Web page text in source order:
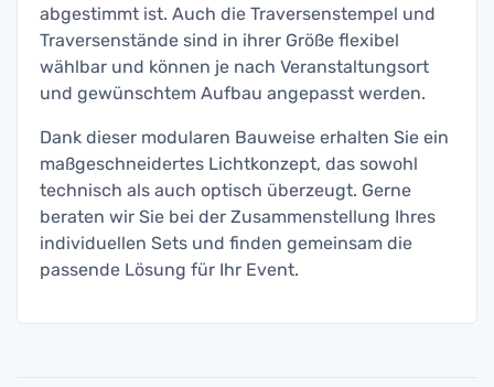
abgestimmt ist. Auch die Traversenstempel und
Traversenstände sind in ihrer Größe flexibel
wählbar und können je nach Veranstaltungsort
und gewünschtem Aufbau angepasst werden.
Dank dieser modularen Bauweise erhalten Sie ein
maßgeschneidertes Lichtkonzept, das sowohl
technisch als auch optisch überzeugt. Gerne
beraten wir Sie bei der Zusammenstellung Ihres
individuellen Sets und finden gemeinsam die
passende Lösung für Ihr Event.